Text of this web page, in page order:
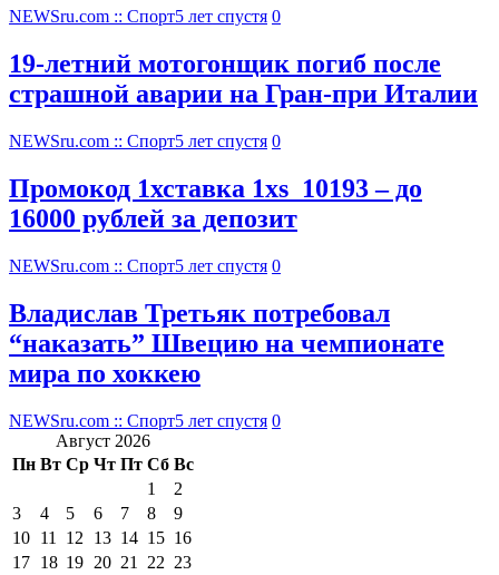
NEWSru.com :: Спорт5 лет спустя 0
19-летний мотогонщик погиб после
страшной аварии на Гран-при Италии
NEWSru.com :: Спорт5 лет спустя 0
Промокод 1хставка 1xs_10193 – до
16000 рублей за депозит
NEWSru.com :: Спорт5 лет спустя 0
Владислав Третьяк потребовал
“наказать” Швецию на чемпионате
мира по хоккею
NEWSru.com :: Спорт5 лет спустя 0
Август 2026
Пн Вт Ср Чт Пт Сб Вс
1
2
3
4 5 6 7 8
9
10 11 12 13 14 15 16
17 18 19 20 21 22 23